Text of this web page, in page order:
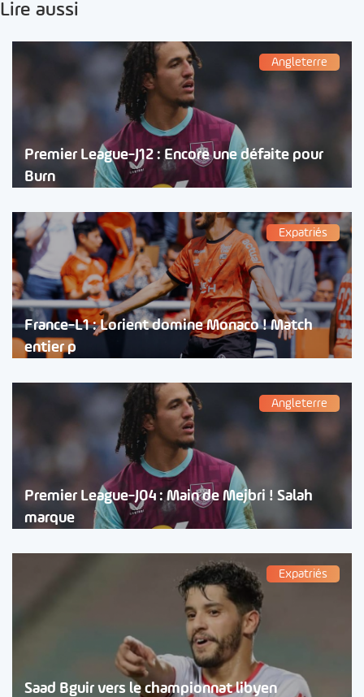
Lire aussi
Angleterre
Premier League-J12 : Encore une défaite pour
Burn
Expatriés
France-L1 : Lorient domine Monaco ! Match
entier p
Angleterre
Premier League-J04 : Main de Mejbri ! Salah
marque
Expatriés
Saad Bguir vers le championnat libyen